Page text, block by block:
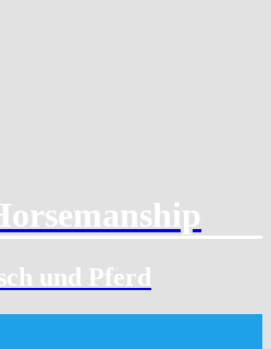
und Pferd